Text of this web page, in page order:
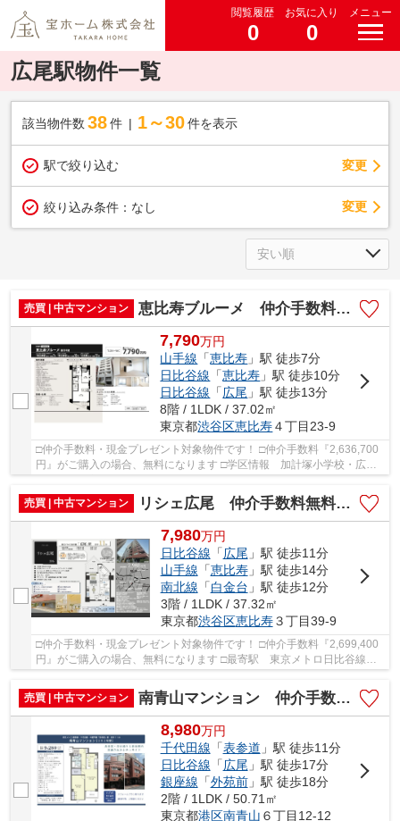
閲覧履歴
0
お気に入り
0
メニュー
広尾駅物件一覧
該当物件数 38件 1～30 件を表示
駅で絞り込む 変更
絞り込み条件： なし 変更
売買 | 中古マンション 恵比寿ブルーメ 仲介手数料無料＋40万円現金プレゼント中
7,790万円
山手線 「恵比寿 」駅 徒歩7分
日比谷線 「恵比寿 」駅 徒歩10分
日比谷線 「広尾 」駅 徒歩13分
8階 / 1LDK / 37.02㎡
東京都渋谷区恵比寿４丁目23-9
□仲介手数料・現金プレゼント対象物件です！ □仲介手数料『2,636,700
円』がご購入の場合、無料になります □学区情報 加計塚小学校・広尾
売買 | 中古マンション
リシェ広尾 仲介手数料無料＋40万円現金プレゼント中
7,980万円
日比谷線 「広尾 」駅 徒歩11分
山手線 「恵比寿」駅 徒歩14分
南北線 「白金台 」駅 徒歩12分
3階 / 1LDK / 37.32㎡
東京都渋谷区恵比寿３丁目39-9
□仲介手数料・現金プレゼント対象物件です！ □仲介手数料『2,699,400
円』がご購入の場合、無料になります □最寄駅 東京メトロ日比谷線
売買 | 中古マンション
南青山マンション 仲介手数料無料＋50万円現金プレゼント中
8,980万円
千代田線 「表参道 」駅 徒歩11分
日比谷線 「広尾 」駅 徒歩17分
銀座線 「外苑前」駅 徒歩18分
2階 / 1LDK / 50.71㎡
東京都港区南青山 ６丁目12-12